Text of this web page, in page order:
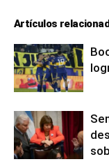
Artículos